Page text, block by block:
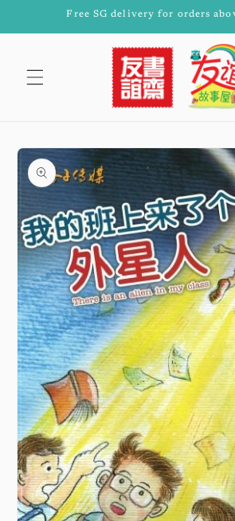
Skip toFree SG delivery for orders
Skip to
product
information